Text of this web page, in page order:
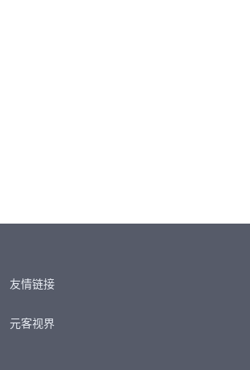
友情链接
元客视界